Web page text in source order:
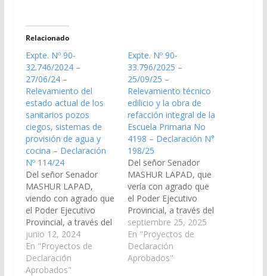
Relacionado
Expte. Nº 90-
32.746/2024 –
27/06/24 –
Relevamiento del
estado actual de los
sanitarios pozos
ciegos, sistemas de
provisión de agua y
cocina – Declaración
Nº 114/24
Del señor Senador
MASHUR LAPAD,
viendo con agrado que
el Poder Ejecutivo
Provincial, a través del
Ministerio de
Educación, ejecute un
relevamiento del
estado actual de los
junio 12, 2024
En "Proyectos de
Declaración
Aprobados"
Expte. Nº 90-
33.796/2025 –
25/09/25 –
Relevamiento técnico
edilicio y la obra de
refacción integral de la
Escuela Primaria No
4198 – Declaración N°
198/25
Del señor Senador
MASHUR LAPAD, que
vería con agrado que
el Poder Ejecutivo
Provincial, a través del
Ministerio de
Educación, Cultura,
Ciencia y Tecnología;
disponga las medidas y
septiembre 25, 2025
En "Proyectos de
Declaración
Aprobados"